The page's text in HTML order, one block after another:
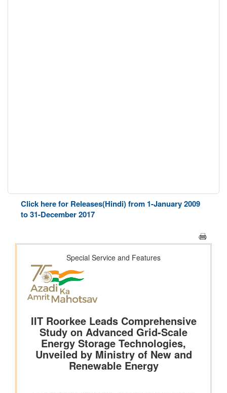
Click here for Releases(Hindi) from 1-January 2009
to 31-December 2017